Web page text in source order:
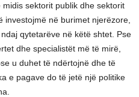
sektorit publik dhe sektorit
investojmë në burimet njerëzore,
qytetarëve në këtë shtet. Pse
dhe specialistët më të mirë,
u duhet të ndërtojnë dhe të
e pagave do të jetë një politike